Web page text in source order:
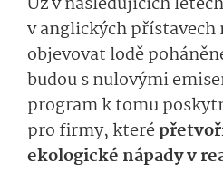
v anglických přístavech
objevovat lodě
budou s nulovými
program k tomu
pro firmy, které
ekologické nápady v